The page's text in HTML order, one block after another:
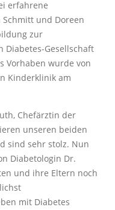
erfahrene
und Doreen
zur
Diabetes-Gesellschaft
Vorhaben wurde von
Kinderklinik am
Chefärztin der
unseren beiden
sind sehr stolz. Nun
Diabetologin Dr.
und ihre Eltern noch
mit Diabetes